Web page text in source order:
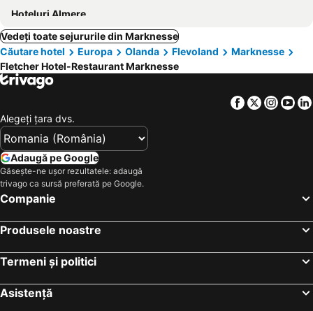
Hoteluri Almere
Vedeți toate sejururile din Marknesse
Căutare hotel
Europa Olanda Flevoland
Marknesse
Fletcher Hotel-Restaurant Marknesse
Facebook
Twitter
Alegeţi ţara dvs.
Adaugă pe Google
Găsește-ne ușor rezultatele: adaugă
trivago ca sursă preferată pe Google.
Companie
Produsele noastre
Termeni și politici
Asistență